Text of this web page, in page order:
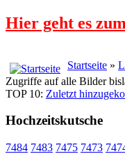
Hier geht es
Startseite »
Zugriffe auf alle Bilder
TOP 10: Zuletzt
Hochzeitskutsche
7484 7483 7475 7473